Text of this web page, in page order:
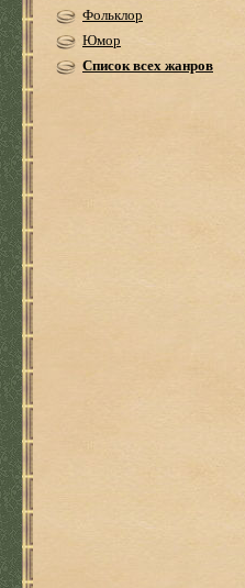
Фольклор
Юмор
Список всех жанров